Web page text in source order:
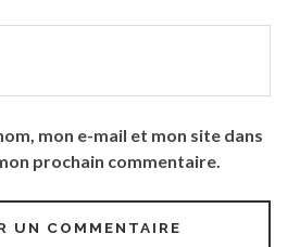
mon e-mail et mon site dans
prochain commentaire.